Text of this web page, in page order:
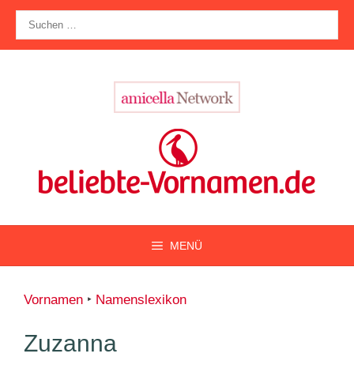
Zum
Inhalt
springen
nach:
MENÜ
Vornamen ‣ Namenslexikon
Zuzanna